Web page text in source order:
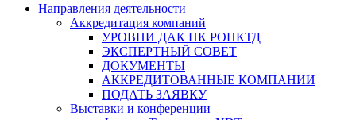
Направления деятельности
Аккредитация компаний
УРОВНИ ДАК НК РОНКТД
ЭКСПЕРТНЫЙ СОВЕТ
ДОКУМЕНТЫ
АККРЕДИТОВАННЫЕ КОМПАНИИ
ПОДАТЬ ЗАЯВКУ
Выставки и конференции